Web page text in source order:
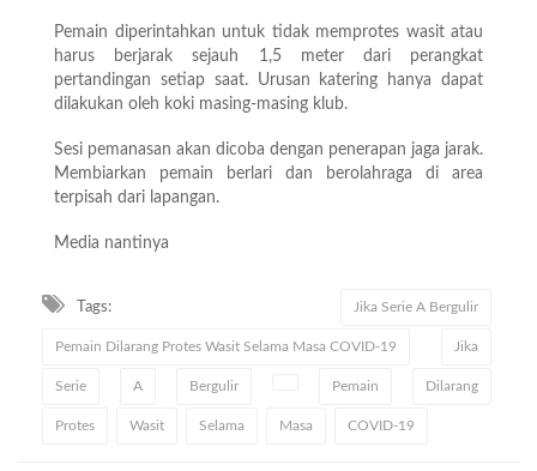
Pemain diperintahkan untuk tidak memprotes wasit atau
harus berjarak sejauh 1,5 meter dari perangkat
pertandingan setiap saat. Urusan katering hanya dapat
dilakukan oleh koki masing-masing klub.
Sesi pemanasan akan dicoba dengan penerapan jaga jarak.
Membiarkan pemain berlari dan berolahraga di area
terpisah dari lapangan.
Media nantinya
Tags: Jika Serie A Bergulir
Pemain Dilarang Protes Wasit Selama Masa COVID-19 Jika
Serie A Bergulir Pemain Dilarang
Protes Wasit Selama Masa COVID-19